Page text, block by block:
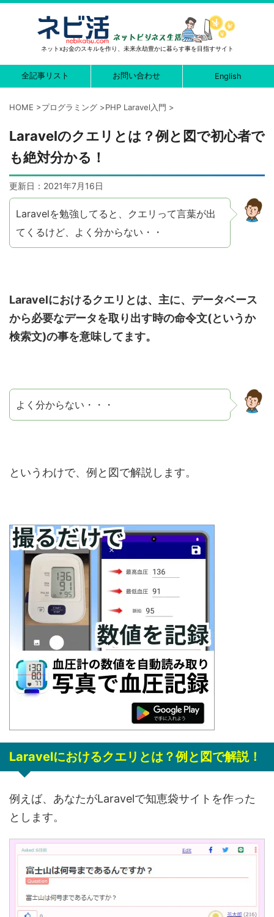
ネットxお金のスキルを作り、未来永劫豊かに暮らす事を目指すサイト
全記事リスト お問い合わせ English
HOME >プログラミング >PHP Laravel入門 >
Laravelのクエリとは？例と図で初心者で
も絶対分かる！
更新日： 2021年7月16日
Laravelを勉強してると、クエリって言葉が出
てくるけど、よく分からない・・
Laravelにおけるクエリとは、主に、データベース
から必要なデータを取り出す時の命令文(というか
検索文)の事を意味してます。
よく分からない・・・
というわけで、例と図で解説します。
Laravelにおけるクエリとは？例と図で解説！
例えば、あなたがLaravelで知恵袋サイトを作った
とします。